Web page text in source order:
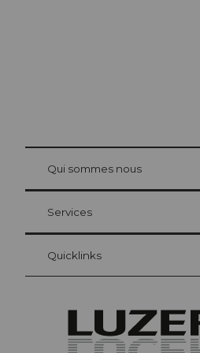
Carte d’hôte Lucerne
Vos avantages en tant qu'hôte pour la nuit
at Bre
Qui sommes nous
Services
Quicklinks